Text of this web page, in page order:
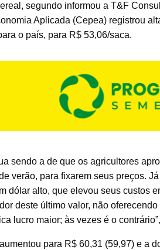
segundo informou a T&F
Aplicada (Cepea) registrou
o país, para R$ 53,06/saca.
sendo a de que os agricultores
verão, para fixarem seus preços.
dólar alto, que elevou seus custos
deste último valor, não
lucro maior; às vezes é o
para R$ 60,31 (59,97) e a